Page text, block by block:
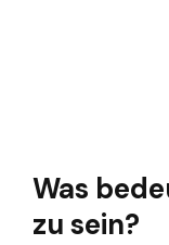
Was
zu sein?